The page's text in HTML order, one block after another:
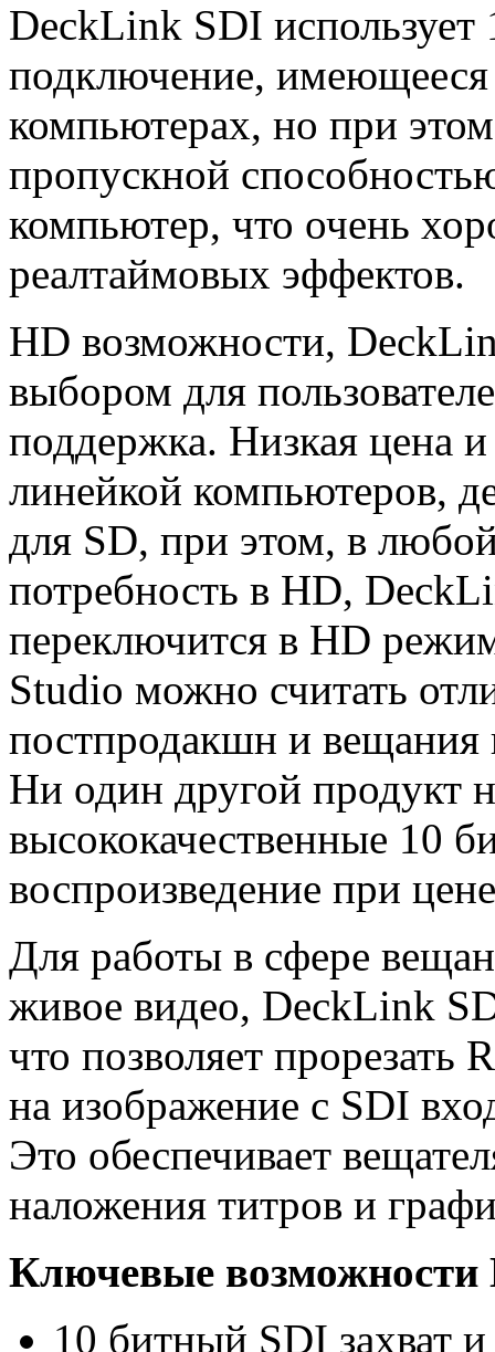
DeckLink SDI использует
подключение, имеющееся
компьютерах, но при
пропускной
компьютер, что очень
реалтаймовых эффектов.
HD возможности,
выбором для
поддержка. Низкая цена
линейкой компьютеров,
для SD, при этом, в
потребность в HD,
переключится в HD
Studio можно считать
постпродакшн и
Ни один другой продукт
высококачественные 10
воспроизведение при
Для работы в сфере
живое видео, DeckLink
что позволяет прорезать
на изображение с SDI
Это обеспечивает
наложения титров и
Ключевые возможности
10 битный SDI захват